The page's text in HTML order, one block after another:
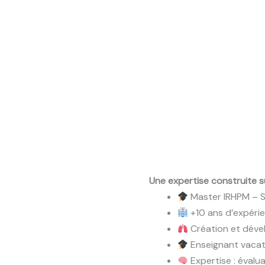
Une expertise construite
Master IRHPM –
+10 ans
Création et
Enseignant
Expertise :